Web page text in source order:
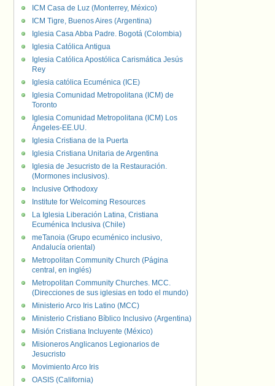
ICM Casa de Luz (Monterrey, México)
ICM Tigre, Buenos Aires (Argentina)
Iglesia Casa Abba Padre. Bogotá (Colombia)
Iglesia Católica Antigua
Iglesia Católica Apostólica Carismática Jesús
Rey
Iglesia católica Ecuménica (ICE)
Iglesia Comunidad Metropolitana (ICM) de
Toronto
Iglesia Comunidad Metropolitana (ICM) Los
Ángeles-EE.UU.
Iglesia Cristiana de la Puerta
Iglesia Cristiana Unitaria de Argentina
Iglesia de Jesucristo de la Restauración.
(Mormones inclusivos).
Inclusive Orthodoxy
Institute for Welcoming Resources
La Iglesia Liberación Latina, Cristiana
Ecuménica Inclusiva (Chile)
meTanoia (Grupo ecuménico inclusivo,
Andalucía oriental)
Metropolitan Community Church (Página
central, en inglés)
Metropolitan Community Churches. MCC.
(Direcciones de sus iglesias en todo el mundo)
Ministerio Arco Iris Latino (MCC)
Ministerio Cristiano Bíblico Inclusivo (Argentina)
Misión Cristiana Incluyente (México)
Misioneros Anglicanos Legionarios de
Jesucristo
Movimiento Arco Iris
OASIS (California)